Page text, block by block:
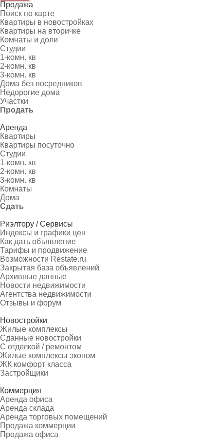
Продажа
Поиск по карте
Квартиры в новостройках
Квартиры на вторичке
Комнаты и доли
Студии
1-комн. кв
2-комн. кв
3-комн. кв
Дома без посредников
Недорогие дома
Участки
Продать
Аренда
Квартиры
Квартиры посуточно
Студии
1-комн. кв
2-комн. кв
3-комн. кв
Комнаты
Дома
Сдать
Риэлтору / Сервисы
Индексы и графики цен
Как дать объявление
Тарифы и продвижение
Возможности Restate.ru
Закрытая база объявлений
Архивные данные
Новости недвижимости
Агентства недвижимости
Отзывы и форум
Новостройки
Жилые комплексы
Сданные новостройки
С отделкой / ремонтом
Жилые комплексы эконом
ЖК комфорт класса
Застройщики
Коммерция
Аренда офиса
Аренда склада
Аренда торговых помещений
Продажа коммерции
Продажа офиса